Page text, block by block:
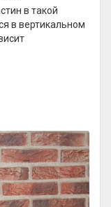
в такой
в вертикальном